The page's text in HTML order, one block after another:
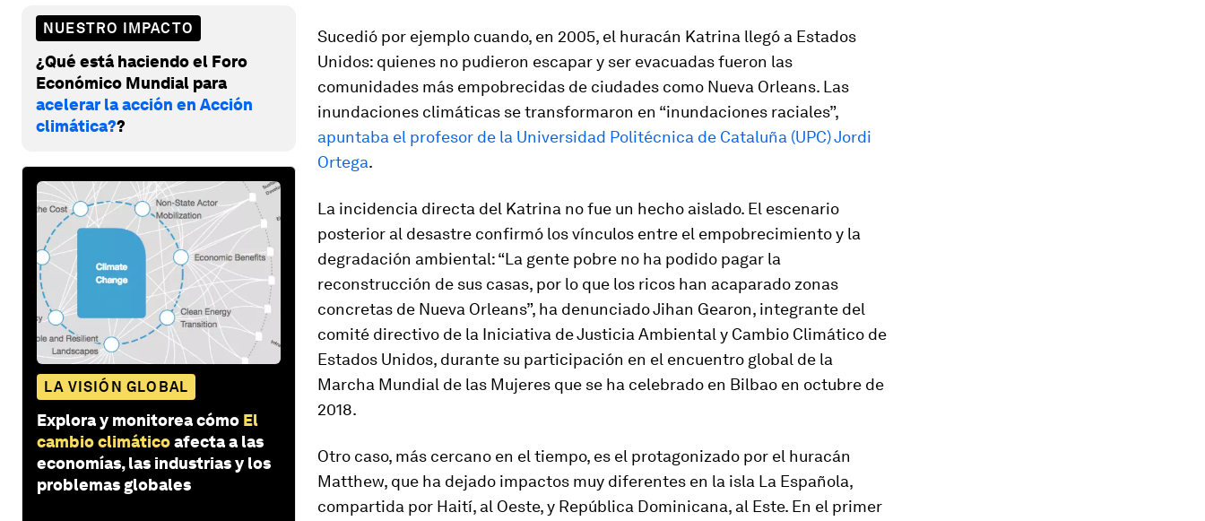
NUESTRO IMPACTO
¿Qué está haciendo el Foro
Económico Mundial para
acelerar la acción en Acción
climática??
LA VISIÓN GLOBAL
Explora y monitorea cómo El
cambio climáticoafecta a las
economías, las industrias y los
problemas globales
Sucedió por ejemplo cuando, en 2005, el huracán Katrina llegó a Estados
Unidos: quienes no pudieron escapar y ser evacuadas fueron las
comunidades más empobrecidas de ciudades como Nueva Orleans. Las
inundaciones climáticas se transformaron en “inundaciones raciales”,
apuntaba el profesor de la Universidad Politécnica de Cataluña (UPC) Jordi
Ortega.
La incidencia directa del Katrina no fue un hecho aislado. El escenario
posterior al desastre confirmó los vínculos entre el empobrecimiento y la
degradación ambiental: “La gente pobre no ha podido pagar la
reconstrucción de sus casas, por lo que los ricos han acaparado zonas
concretas de Nueva Orleans”, ha denunciado Jihan Gearon, integrante del
comité directivo de la Iniciativa de Justicia Ambiental y Cambio Climático de
Estados Unidos, durante su participación en el encuentro global de la
Marcha Mundial de las Mujeres que se ha celebrado en Bilbao en octubre de
2018.
Otro caso, más cercano en el tiempo, es el protagonizado por el huracán
Matthew, que ha dejado impactos muy diferentes en la isla La Española,
compartida por Haití, al Oeste, y República Dominicana, al Este. En el primer